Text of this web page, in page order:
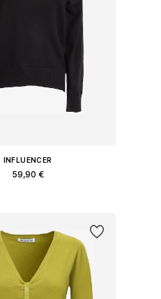
INFLUENCER
59,90 €